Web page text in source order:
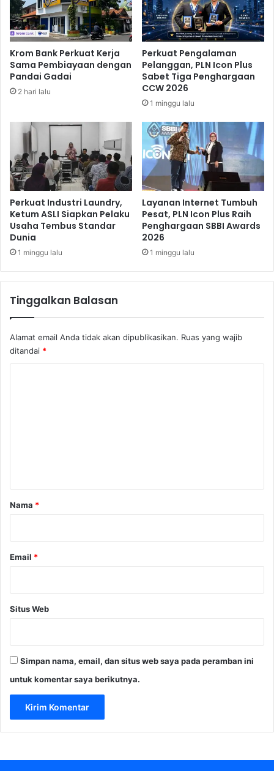
o
l
n
y
a
a
k
a
B
t
a
m
b
a
h
u
s
-
a
h
n
s
a
l
u
L
a
n
c
a
a
t
e
r
t
M
r
Krom Bank Perkuat Kerja
Sama Pembiayaan dengan
Pandai Gadai
2 hari lalu
Perkuat Pengalaman
Pelanggan, PLN Icon Plus
Sabet Tiga Penghargaan
CCW 2026
1 minggu lalu
Perkuat Industri Laundry,
Ketum ASLI Siapkan Pelaku
Usaha Tembus Standar
Dunia
1 minggu lalu
Layanan Internet Tumbuh
Pesat, PLN Icon Plus Raih
Penghargaan SBBI Awards
2026
1 minggu lalu
Tinggalkan Balasan
Alamat email Anda tidak akan dipublikasikan. Ruas yang wajib
ditandai *
rNama *
Email *
Situs Web
Simpan nama, email, dan situs web saya pada peramban ini
untuk komentar saya berikutnya.